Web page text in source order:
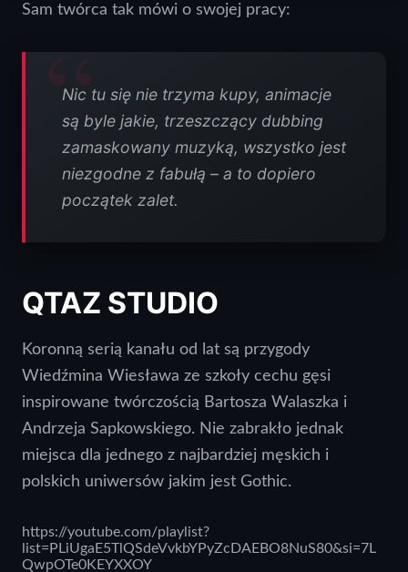
Sam twórca tak mówi o swojej pracy:
Nic tu się nie trzyma kupy, animacje
są byle jakie, trzeszczący dubbing
zamaskowany muzyką, wszystko jest
niezgodne z fabułą – a to dopiero
początek zalet.
QTAZ STUDIO
Koronną serią kanału od lat są przygody
Wiedźmina Wiesława ze szkoły cechu gęsi
inspirowane twórczością Bartosza Walaszka i
Andrzeja Sapkowskiego. Nie zabrakło jednak
miejsca dla jednego z najbardziej męskich i
polskich uniwersów jakim jest Gothic.
https://youtube.com/playlist?
list=PLiUgaE5TlQSdeVvkbYPyZcDAEBO8NuS80&si=7L
QwpOTe0KEYXXOY